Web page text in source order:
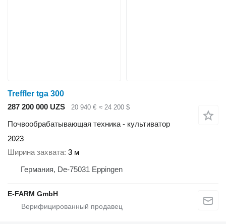
Treffler tga 300
287 200 000 UZS
20 940 € ≈ 24 200 $
Почвообрабатывающая техника - культиватор
2023
Ширина захвата 3 м
Германия, De-75031 Eppingen
E-FARM GmbH